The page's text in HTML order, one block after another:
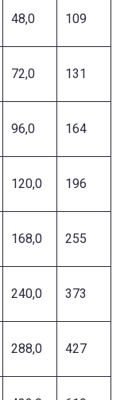
48,0 109
72,0 131
96,0 164
120,0 196
168,0 255
240,0 373
288,0 427